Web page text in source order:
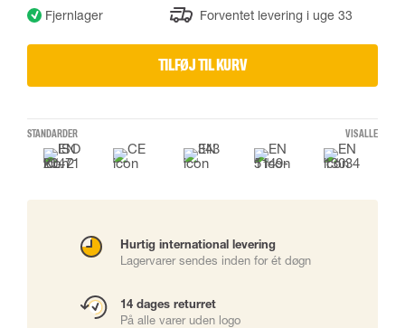
Fjernlager Forventet levering i uge 33
TILFØJ TIL KURV
STANDARDER VIS ALLE
Hurtig international levering
Lagervarer sendes inden for ét døgn
14 dages returret
På alle varer uden logo